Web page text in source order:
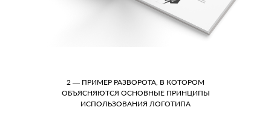
2 — ПРИМЕР РАЗВОРОТА, В КОТОРОМ
ОБЪЯСНЯЮТСЯ ОСНОВНЫЕ ПРИНЦИПЫ
ИСПОЛЬЗОВАНИЯ ЛОГОТИПА